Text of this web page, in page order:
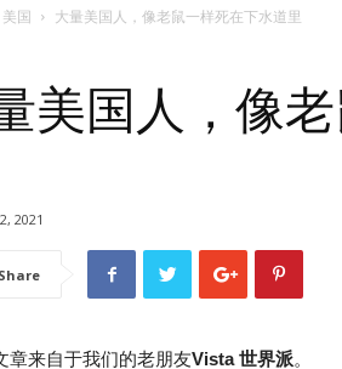
美国 大量美国人，像老鼠一样死在下水道里
美国人，像
2021
Share
章来自于我们的老朋友Vista 世界派。